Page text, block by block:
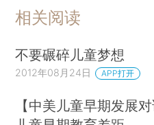
相关阅读
不要碾碎儿童梦想
2012年08月24日 APP打开
【中美儿童早期发展